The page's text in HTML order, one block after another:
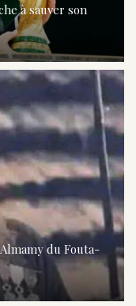
à sauver son
du Fouta-